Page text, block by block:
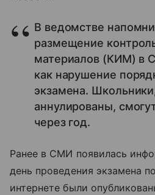
В ведомстве
размещение
материалов (КИМ) в
как нарушение
экзамена.
аннулированы,
через год.
Ранее в СМИ появилась
день проведения экзамена
интернете были